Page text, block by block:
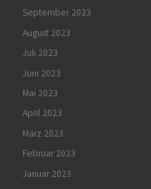
September 2023
August 2023
Juli 2023
Juni 2023
Mai 2023
April 2023
März 2023
Februar 2023
Januar 2023